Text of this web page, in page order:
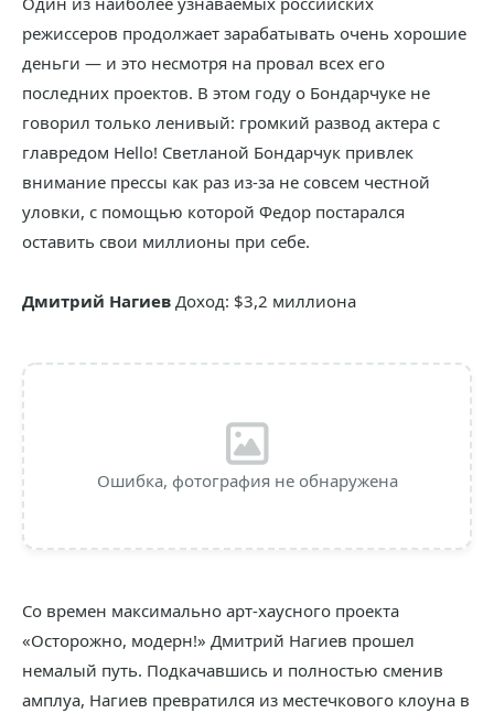
режиссеров продолжает зарабатывать очень хорошие
деньги — и это несмотря на провал всех его
последних проектов. В этом году о Бондарчуке не
говорил только ленивый: громкий развод актера с
главредом Hello! Светланой Бондарчук привлек
внимание прессы как раз из-за не совсем честной
уловки, с помощью которой Федор постарался
оставить свои миллионы при себе.
Дмитрий Нагиев Доход: $3,2 миллиона
Ошибка, фотография не обнаружена
Со времен максимально арт-хаусного проекта
«Осторожно, модерн!» Дмитрий Нагиев прошел
немалый путь. Подкачавшись и полностью сменив
амплуа, Нагиев превратился из местечкового клоуна в